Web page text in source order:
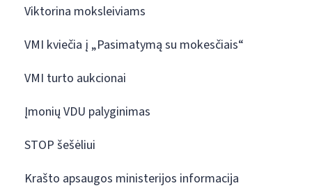
Viktorina moksleiviams
VMI kviečia į „Pasimatymą su mokesčiais“
VMI turto aukcionai
Įmonių VDU palyginimas
STOP šešėliui
Krašto apsaugos ministerijos informacija